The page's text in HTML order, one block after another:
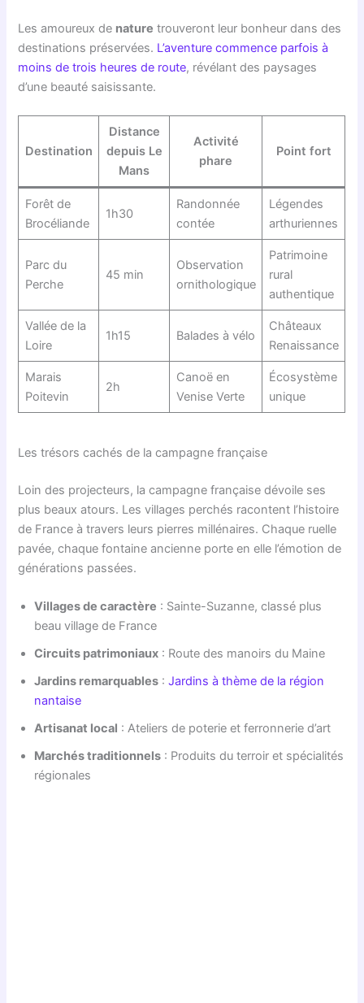
Les amoureux de nature trouveront leur bonheur dans des
destinations préservées. L’aventure commence parfois à
moins de trois heures de route, révélant des paysages
d’une beauté saisissante.
Destination
Distance
depuis Le
Mans
Activité
phare
Point fort
Forêt de
Brocéliande
1h30
Randonnée
contée
Légendes
arthuriennes
Parc du
Perche
45 min
Observation
ornithologique
Patrimoine
rural
authentique
Vallée de la
Loire
1h15 Balades à vélo
Châteaux
Renaissance
Marais
Poitevin
2h
Canoë en
Venise Verte
Écosystème
unique
Les trésors cachés de la campagne française
Loin des projecteurs, la campagne française dévoile ses
plus beaux atours. Les villages perchés racontent l’histoire
de France à travers leurs pierres millénaires. Chaque ruelle
pavée, chaque fontaine ancienne porte en elle l’émotion de
générations passées.
Villages de caractère : Sainte-Suzanne, classé plus
beau village de France
Circuits patrimoniaux : Route des manoirs du Maine
Jardins remarquables :Jardins à thème de la région
nantaise
Artisanat local : Ateliers de poterie et ferronnerie d’art
Marchés traditionnels : Produits du terroir et spécialités
régionales